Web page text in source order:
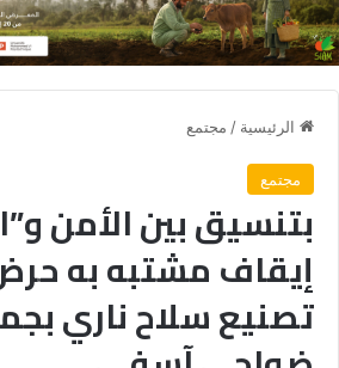
الرئيسية / مجتمع
مجتمع
بتنسيق بين الأمن
إيقاف مشتبه به
تصنيع سلاح ناري